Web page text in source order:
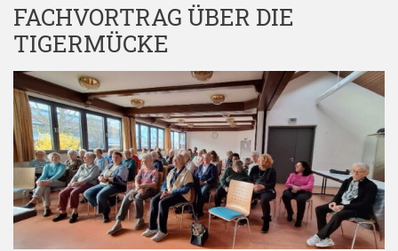
FACHVORTRAG ÜBER DIE
TIGERMÜCKE